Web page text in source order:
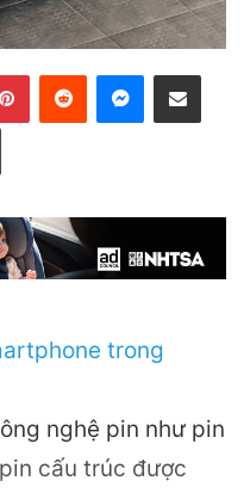
PinterestReddit Messenger
Share via Email
Print
nghệ pin như pin
cấu trúc được